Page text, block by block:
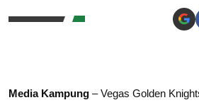
Media Kampung – Vegas Golden